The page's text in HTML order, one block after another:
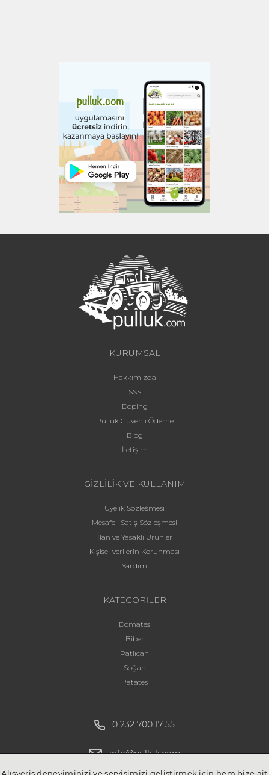
KURUMSAL
Hakkımızda
SSS
Doping
Pulluk Güvenli Ödeme
Blog
İletişim
GİZLİLİK VE KULLANIM
Üyelik Sözleşmesi
Mesafeli Satış Sözleşmesi
İlan ve Yasaklı Ürünler
Kişisel Verilerin Korunması
Yardım
KATEGORİLER
Domates
Biber
Patlıcan
Soğan
Patates
0 232 700 17 55
info@pulluk.com